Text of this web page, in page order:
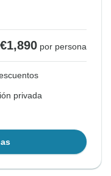
€1,890 por persona
privada